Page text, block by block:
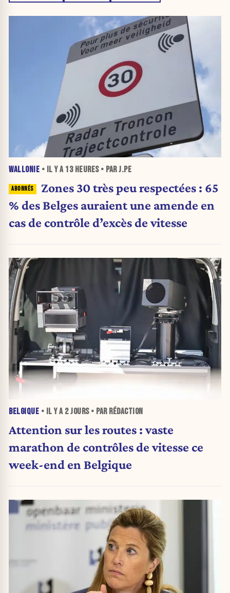
WALLONIE • IL Y A 13 HEURES• PAR J.PE
Zones 30 très peu respectées : 65
% des Belges auraient une amende en
cas de contrôle d’excès de vitesse
BELGIQUE • IL Y A 2 JOURS• PAR RÉDACTION
Attention sur les routes : vaste
marathon de contrôles de vitesse ce
week-end en Belgique